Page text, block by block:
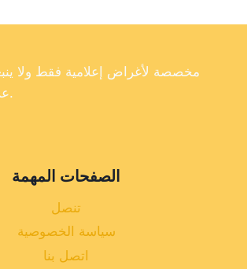
عن أسعار الذهب في تركيا، فإننا لا نضمن دقة أو اكتمال أو موثوقية البيانات الموجودة على موقعنا الإلكتروني.
الصفحات المهمة
تنصل
سياسة الخصوصية
اتصل بنا